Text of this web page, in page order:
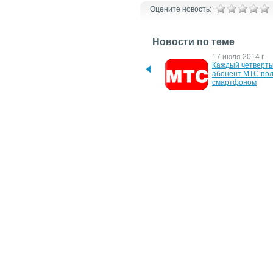
Оцените новость:
Новости по теме
Количество устройств с
17 июля 2014 г.
Каждый
абонент МТС
смартфоном